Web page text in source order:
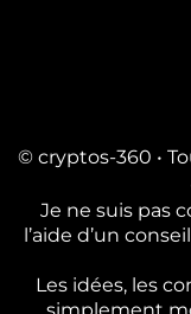
© cryptos-360 •
Je ne suis pas
l’aide d’un
Les idées, les